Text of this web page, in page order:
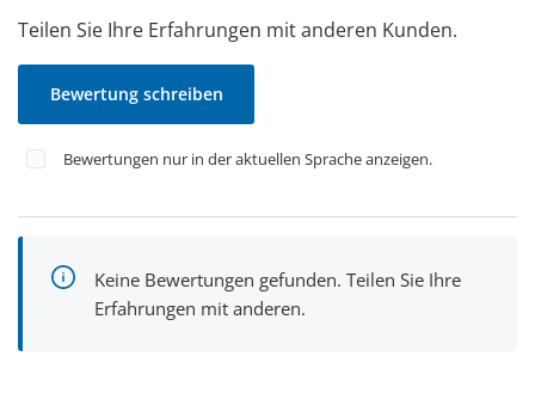
Teilen Sie Ihre Erfahrungen mit anderen Kunden.
Bewertung schreiben
Bewertungen nur in der aktuellen Sprache anzeigen.
Keine Bewertungen gefunden. Teilen Sie Ihre
Erfahrungen mit anderen.